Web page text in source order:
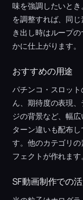
味を強調したいと
を調整すれば、同
き出し時はループ
かに仕上がります。
おすすめの用途
パチンコ・スロッ
ん、期待度の表現
ジの背景など、幅
ターン違いも配布
す。他のカテゴリ
フェクトが作れます
SF動画制作での